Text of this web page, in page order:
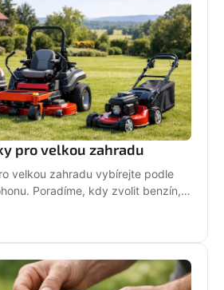
pro velkou zahradu
velkou zahradu vybírejte podle
Poradíme, kdy zvolit benzín,